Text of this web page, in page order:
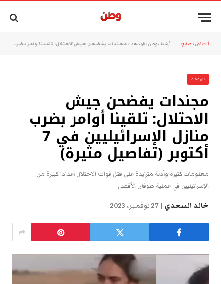
أنت الآن تتصفح: أرشيف وطن »الهدهد »مجندات يفضحن جيش الاحتلال: تلقينا أوامر بضرب منازل الإسرائيليين في 7 أكتوبر (تفاصيل مثيرة)
الهدهد
مجندات يفضحن جيش
الاحتلال: تلقينا أوامر بضرب
منازل الإسرائيليين في 7
أكتوبر (تفاصيل مثيرة)
معلومات كثيرة وأدلة متزايدة على قتل قوات الاحتلال أعدادا كبيرة من
الإسرائيليين في عملية طوفان الأقصى
خالد السعدي 27 نوفمبر، 2023